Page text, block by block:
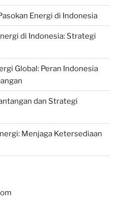
Energi di Indonesia
di Indonesia: Strategi
Global: Peran Indonesia
dan Strategi
Menjaga Ketersediaan